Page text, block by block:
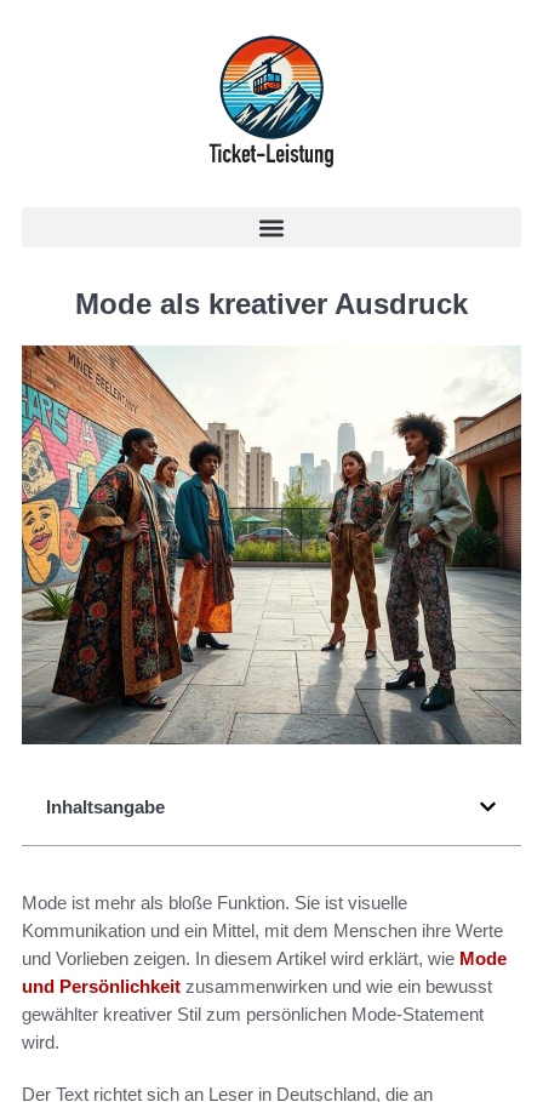
Mode als kreativer Ausdruck
Inhaltsangabe
Mode ist mehr als bloße Funktion. Sie ist visuelle
Kommunikation und ein Mittel, mit dem Menschen ihre Werte
und Vorlieben zeigen. In diesem Artikel wird erklärt, wie Mode
und Persönlichkeit zusammenwirken und wie ein bewusst
gewählter kreativer Stil zum persönlichen Mode-Statement
wird.
Der Text richtet sich an Leser in Deutschland, die an